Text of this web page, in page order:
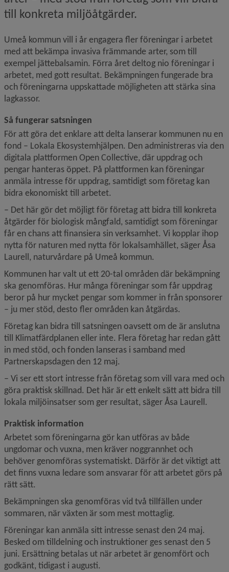
till konkreta miljöåtgärder.
Umeå kommun vill i år engagera fler föreningar i arbetet
med att bekämpa invasiva främmande arter, som till
exempel jättebalsamin. Förra året deltog nio föreningar i
arbetet, med gott resultat. Bekämpningen fungerade bra
och föreningarna uppskattade möjligheten att stärka sina
lagkassor.
Så fungerar satsningen
För att göra det enklare att delta lanserar kommunen nu en
fond – Lokala Ekosystemhjälpen. Den administreras via den
digitala plattformen Open Collective, där uppdrag och
pengar hanteras öppet. På plattformen kan föreningar
anmäla intresse för uppdrag, samtidigt som företag kan
bidra ekonomiskt till arbetet.
– Det här gör det möjligt för företag att bidra till konkreta
åtgärder för biologisk mångfald, samtidigt som föreningar
får en chans att finansiera sin verksamhet. Vi kopplar ihop
nytta för naturen med nytta för lokalsamhället, säger Åsa
Laurell, naturvårdare på Umeå kommun.
Kommunen har valt ut ett 20-tal områden där bekämpning
ska genomföras. Hur många föreningar som får uppdrag
beror på hur mycket pengar som kommer in från sponsorer
– ju mer stöd, desto fler områden kan åtgärdas.
Företag kan bidra till satsningen oavsett om de är anslutna
till Klimatfärdplanen eller inte. Flera företag har redan gått
in med stöd, och fonden lanseras i samband med
Partnerskapsdagen den 12 maj.
– Vi ser ett stort intresse från företag som vill vara med och
göra praktisk skillnad. Det här är ett enkelt sätt att bidra till
lokala miljöinsatser som ger resultat, säger Åsa Laurell.
Praktisk information
Arbetet som föreningarna gör kan utföras av både
ungdomar och vuxna, men kräver noggrannhet och
behöver genomföras systematiskt. Därför är det viktigt att
det finns vuxna ledare som ansvarar för att arbetet görs på
rätt sätt.
Bekämpningen ska genomföras vid två tillfällen under
sommaren, när växten är som mest mottaglig.
Föreningar kan anmäla sitt intresse senast den 24 maj.
Besked om tilldelning och instruktioner ges senast den 5
juni. Ersättning betalas ut när arbetet är genomfört och
godkänt, tidigast i augusti.